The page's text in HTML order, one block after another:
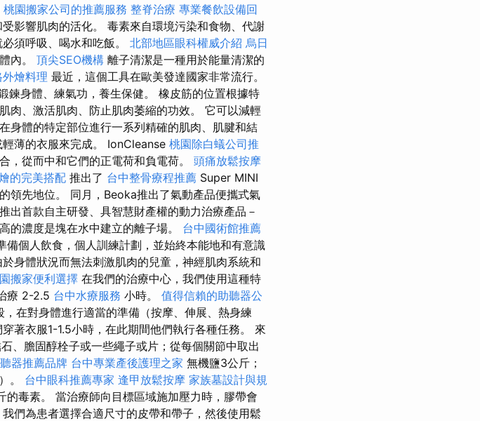
桃園搬家公司的推薦服務 整脊治療 專業餐飲設備回
影響肌肉的活化。 毒素來自環境污染和食物、代謝
須呼吸、喝水和吃飯。 北部地區眼科權威介紹 烏日
內。 頂尖SEO機構 離子清潔是一種用於能量清潔的
燴料理 最近，這個工具在歐美發達國家非常流行。
鍊身體、練氣功，養生保健。 橡皮筋的位置根據特
肉、激活肌肉、防止肌肉萎縮的功效。 它可以減輕
身體的特定部位進行一系列精確的肌肉、肌腱和結
薄的衣服來完成。 IonCleanse 桃園除白蟻公司推
，從而中和它們的正電荷和負電荷。 頭痛放鬆按摩
的完美搭配 推出了 台中整骨療程推薦 Super MINI
領先地位。 同月，Beoka推出了氣動產品便攜式氣
出首款自主研發、具智慧財產權的動力治療產品－
的濃度是塊在水中建立的離子場。 台中國術館推薦
個人飲食，個人訓練計劃，並始終本能地和有意識
於身體狀況而無法刺激肌肉的兒童，神經肌肉系統和
搬家便利選擇 在我們的治療中心，我們使用這種特
療 2-2.5 台中水療服務 小時。 值得信賴的助聽器公
，在對身體進行適當的準備（按摩、伸展、熱身練
著衣服1-1.5小時，在此期間他們執行各種任務。 來
、膽固醇栓子或一些繩子或片；從每個關節中取出
器推薦品牌 台中專業產後護理之家 無機鹽3公斤；
。 台中眼科推薦專家 逢甲放鬆按摩 家族墓設計與規
毒素。 當治療師向目標區域施加壓力時，膠帶會
我們為患者選擇合適尺寸的皮帶和帶子，然後使用鬆